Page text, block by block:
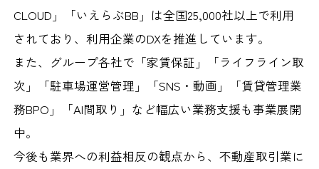
CLOUD」「いえらぶBB」は全国25,000社以上で利用
されており、利用企業のDXを推進しています。
また、グループ各社で「家賃保証」「ライフライン取
次」「駐車場運営管理」「SNS・動画」「賃貸管理業
務BPO」「AI間取り」など幅広い業務支援も事業展開
中。
今後も業界への利益相反の観点から、不動産取引業に